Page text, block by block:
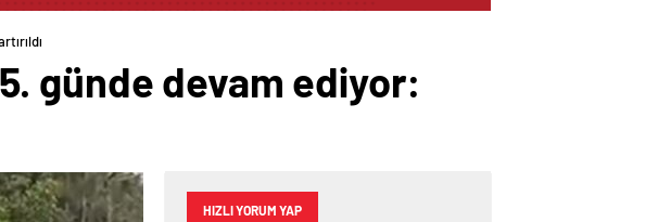
günde devam ediyor:
HIZLI YORUM YAP